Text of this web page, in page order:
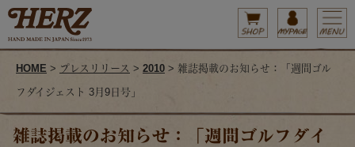
HOME > プレスリリース > 2010 > 雑誌掲載のお知らせ：「週間ゴル
フダイジェスト 3月9日号」
雑誌掲載のお知らせ：「週間ゴルフダイ